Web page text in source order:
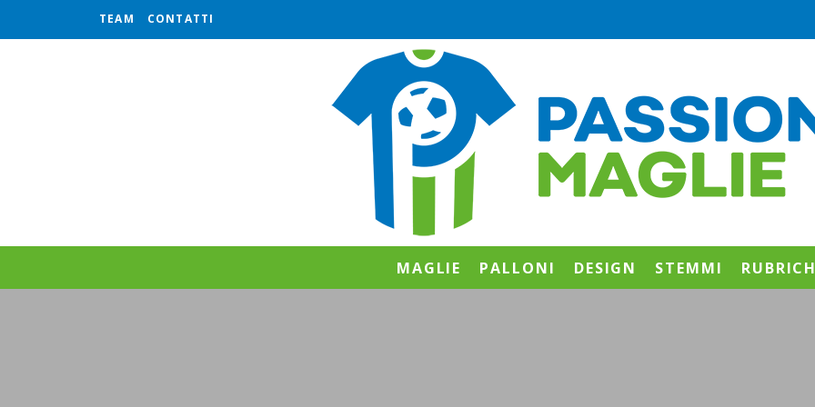
TEAM CONTATTI
MAGLIE PALLONI DESIGN STEMMI